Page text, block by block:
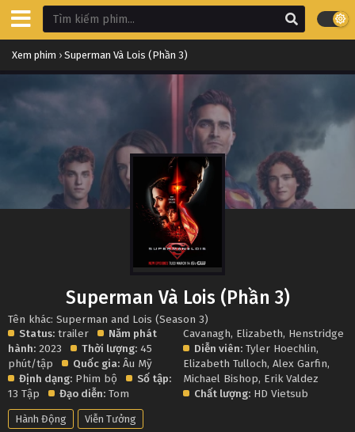
Xem phim › Superman Và Lois (Phần 3)
Superman Và Lois (Phần 3)
Tên khác: Superman and Lois (Season 3)
Status: trailer
Năm phát
hành: 2023 Thời lượng: 45
phút/tập
Quốc gia: Âu Mỹ
Định dạng: Phim bộ
Số tập:
13 Tập
Đạo diễn: Tom
Cavanagh, Elizabeth, Henstridge
Diễn viên: Tyler Hoechlin,
Elizabeth Tulloch,Alex Garfin,
Michael Bishop, Erik Valdez
Chất lượng: HD Vietsub
Hành Động Viễn Tưởng